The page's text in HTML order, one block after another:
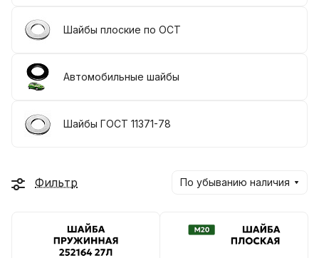
Шайбы плоские по ОСТ
Автомобильные шайбы
Шайбы ГОСТ 11371-78
Фильтр По убыванию наличия